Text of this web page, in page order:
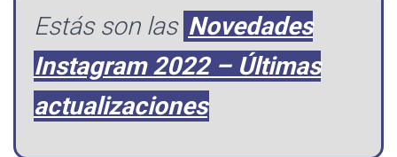
Estás son las Novedades
Instagram 2022 – Últimas
actualizaciones